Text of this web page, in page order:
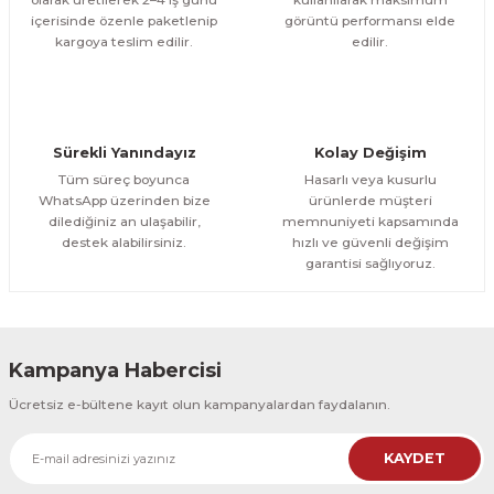
1.000,00 TL
800,00 TL
ÜRÜNÜ İNCELE
%12
800,00 TL %12
Evinemoda
Boho Tarzı Çiçek 3 Parça Ahşap Çerçeveli Tablo ACT
Evinemoda
Vincent Van Gogh Temalı 3 Parça Ahşap Çerçeveli Tablo ACT
1.000,00 TL ÜRÜNÜ İNCELE
içerisinde özenle paketlenip
kargoya teslim edilir.
görüntü performansı elde
edilir.
Sürekli Yanındayız
Tüm süreç boyunca
WhatsApp üzerinden bize
dilediğiniz an ulaşabilir,
destek alabilirsiniz.
Kolay Değişim
Hasarlı veya kusurlu
ürünlerde müşteri
memnuniyeti kapsamında
hızlı ve güvenli değişim
garantisi sağlıyoruz.
Kampanya Habercisi
Ücretsiz e-bültene kayıt olun kampanyalardan faydalanın.
KAYDET